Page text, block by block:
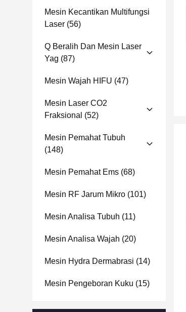
Mesin Kecantikan Multifungsi
Laser (56)
Q Beralih Dan Mesin Laser
Yag (87)
Mesin Wajah HIFU (47)
Mesin Laser CO2
Fraksional (52)
Mesin Pemahat Tubuh
(148)
Mesin Pemahat Ems (68)
Mesin RF Jarum Mikro (101)
Mesin Analisa Tubuh (11)
Mesin Analisa Wajah (20)
Mesin Hydra Dermabrasi (14)
Mesin Pengeboran Kuku (15)